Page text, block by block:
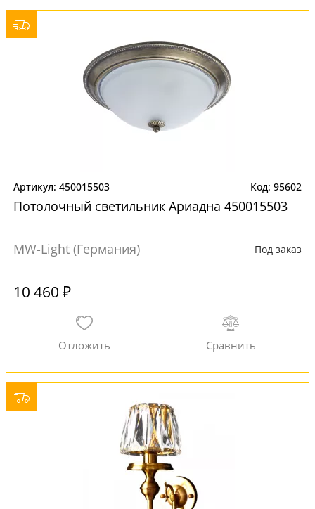
450015503 95602
Потолочный светильник Ариадна 450015503
MW-Light (Германия) Под заказ
10 460 ₽